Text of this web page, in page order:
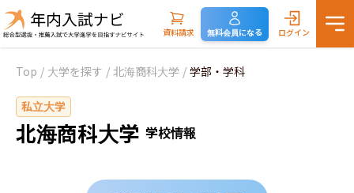
資料請求 無料会員になる ログイン
Top / 大学を探す / 北海商科大学 / 学部・学科
私立大学
北海商科大学 学校情報